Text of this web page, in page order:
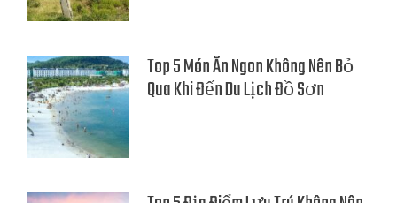
Top 5 Món Ăn Ngon Không Nên Bỏ
Qua Khi Đến Du Lịch Đồ Sơn